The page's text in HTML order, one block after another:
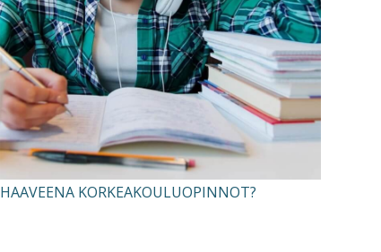
HAAVEENA KORKEAKOULUOPINNOT?